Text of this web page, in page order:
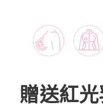
贈送紅